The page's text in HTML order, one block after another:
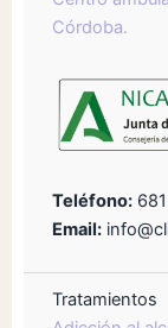
Córdoba.
Teléfono:
Email:
Tratamientos